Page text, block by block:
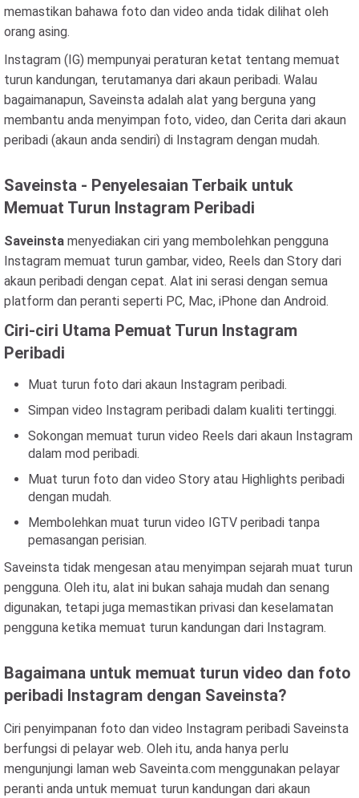
memastikan bahawa foto dan video anda tidak dilihat oleh
orang asing.
Instagram (IG) mempunyai peraturan ketat tentang memuat
turun kandungan, terutamanya dari akaun peribadi. Walau
bagaimanapun, Saveinsta adalah alat yang berguna yang
membantu anda menyimpan foto, video, dan Cerita dari akaun
peribadi (akaun anda sendiri) di Instagram dengan mudah.
Saveinsta - Penyelesaian Terbaik untuk
Memuat Turun Instagram Peribadi
Saveinsta menyediakan ciri yang membolehkan pengguna
Instagram memuat turun gambar, video, Reels dan Story dari
akaun peribadi dengan cepat. Alat ini serasi dengan semua
platform dan peranti seperti PC, Mac, iPhone dan Android.
Ciri-ciri Utama Pemuat Turun Instagram
Peribadi
Muat turun foto dari akaun Instagram peribadi.
Simpan video Instagram peribadi dalam kualiti tertinggi.
Sokongan memuat turun video Reels dari akaun Instagram
dalam mod peribadi.
Muat turun foto dan video Story atau Highlights peribadi
dengan mudah.
Membolehkan muat turun video IGTV peribadi tanpa
pemasangan perisian.
Saveinsta tidak mengesan atau menyimpan sejarah muat turun
pengguna. Oleh itu, alat ini bukan sahaja mudah dan senang
digunakan, tetapi juga memastikan privasi dan keselamatan
pengguna ketika memuat turun kandungan dari Instagram.
Bagaimana untuk memuat turun video dan foto
peribadi Instagram dengan Saveinsta?
Ciri penyimpanan foto dan video Instagram peribadi Saveinsta
berfungsi di pelayar web. Oleh itu, anda hanya perlu
mengunjungi laman web Saveinta.com menggunakan pelayar
peranti anda untuk memuat turun kandungan dari akaun